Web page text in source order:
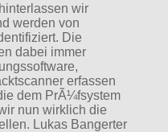
wir
werden von
Die
dabei immer
erfassen
dem PrÃ¼fsystem
nun wirklich die
Lukas Bangerter